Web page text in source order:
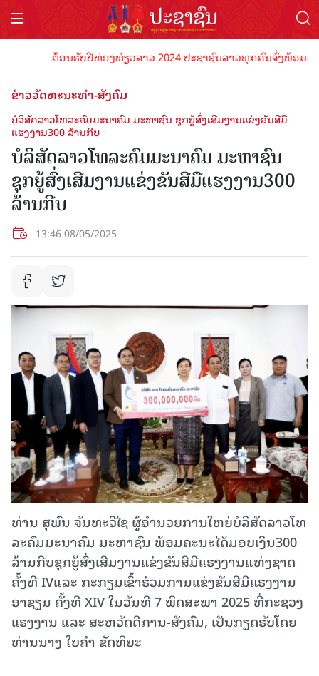
ຕ້ອນຮັບປີທ່ອງທ່ຽວລາວ 2024 ປະຊາຊົນລາວທຸກຄົນຈົ່ງພ້ອມເ
ຂ່າວວັດທະນະທຳ-ສັງຄົມ
ບໍລິສັດລາວໂທລະຄົມມະນາຄົມ ມະຫາຊົນ ຊຸກຍູ້ສົ່ງເສີມງານແຂ່ງຂັນສີມື
ແຮງງານ300 ລ້ານກີບ
ບໍລິສັດລາວໂທລະຄົມມະນາຄົມ ມະຫາຊົນ
ຊຸກຍູ້ສົ່ງເສີມງານແຂ່ງຂັນສີມືແຮງງານ300
ລ້ານກີບ
13:46 08/05/2025
ທ່ານ ສຸພົນ ຈັນທະວີໄຊ ຜູ້ອຳນວຍການໃຫຍ່ບໍລິສັດລາວໂທ
ລະຄົມມະນາຄົມ ມະຫາຊົນ ພ້ອມຄະນະໄດ້ມອບເງິນ300
ລ້ານກີບຊຸກຍູ້ສົ່ງເສີມງານແຂ່ງຂັນສີມືແຮງງານແຫ່ງຊາດ
ຄັ້ງທີ IVແລະ ກະກຽມເຂົ້າຮ່ວມການແຂ່ງຂັນສີມືແຮງງານ
ອາຊຽນ ຄັ້ງທີ XIV ໃນວັນທີ 7 ພຶດສະພາ 2025 ທີ່ກະຊວງ
ແຮງງານ ແລະ ສະຫວັດດີການ-ສັງຄົມ, ເປັນກຽດຮັບໂດຍ
ທ່ານນາງ ໃບຄໍາ ຂັດທິຍະ